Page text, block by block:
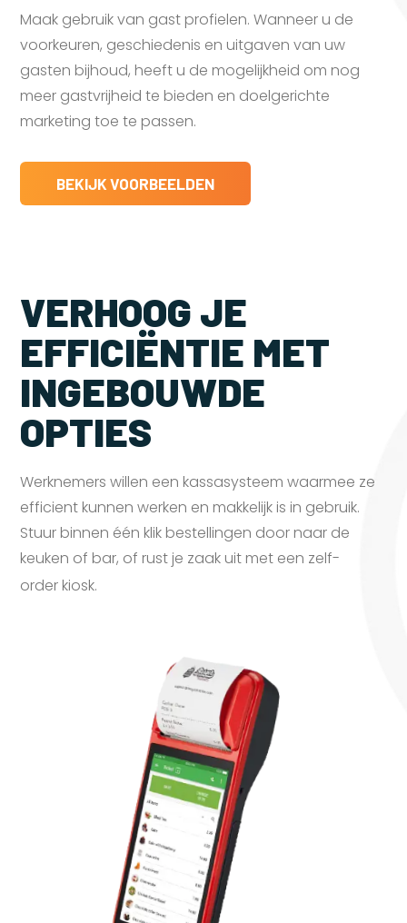
Maak gebruik van gast profielen. Wanneer u de
voorkeuren, geschiedenis en uitgaven van uw
gasten bijhoud, heeft u de mogelijkheid om nog
meer gastvrijheid te bieden en doelgerichte
marketing toe te passen.
BEKIJK VOORBEELDEN
VERHOOG JE
EFFICIËNTIE MET
INGEBOUWDE
OPTIES
Werknemers willen een kassasysteem waarmee ze
efficient kunnen werken en makkelijk is in gebruik.
Stuur binnen één klik bestellingen door naar de
keuken of bar, of rust je zaak uit met een zelf-
order kiosk.